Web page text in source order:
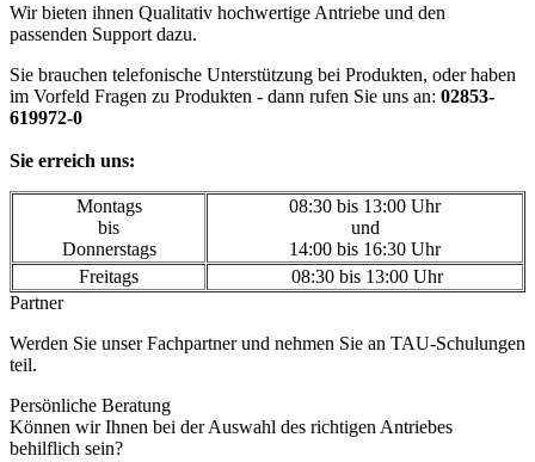
Wir bieten ihnen Qualitativ hochwertige Antriebe und den
passenden Support dazu.
Sie brauchen telefonische Unterstützung bei Produkten, oder haben
im Vorfeld Fragen zu Produkten - dann rufen Sie uns an: 02853-
619972-0
Sie erreich uns:
Montags
bis
Donnerstags
08:30 bis 13:00 Uhr
und
14:00 bis 16:30 Uhr
Freitags
08:30 bis 13:00 Uhr
Partner
Werden Sie unser Fachpartner und nehmen Sie an TAU-Schulungen
teil.
Persönliche Beratung
Können wir Ihnen bei der Auswahl des richtigen Antriebes
behilflich sein?